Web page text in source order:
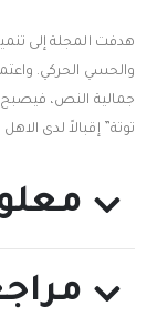
هدفت المجلة إلى
والحسي الحركي.
جمالية النص،
توتة” إقبالاً لدى الاهل